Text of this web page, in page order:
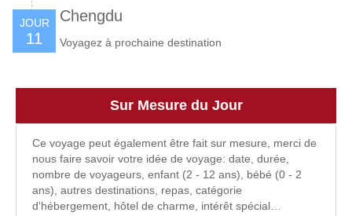
JOUR
11
Chengdu
Voyagez à prochaine destination
Sur Mesure du Jour
Ce voyage peut également être fait sur mesure, merci de
nous faire savoir votre idée de voyage: date, durée,
nombre de voyageurs, enfant (2 - 12 ans), bébé (0 - 2
ans), autres destinations, repas, catégorie
d'hébergement, hôtel de charme, intérêt spécial…